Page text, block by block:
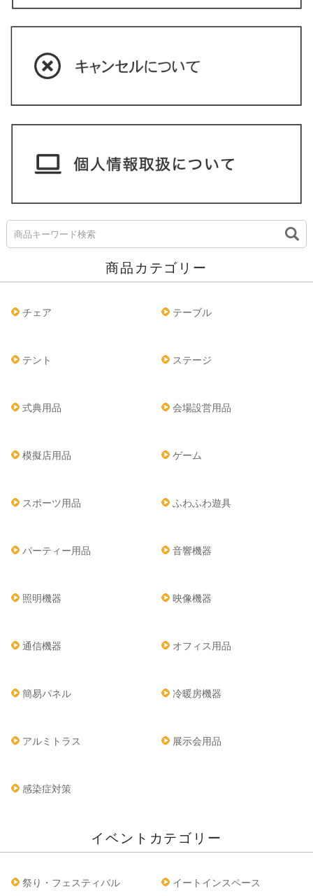
商品カテゴリー
チェア テーブル
テント ステージ
式典用品 会場設営用品
模擬店用品 ゲーム
スポーツ用品 ふわふわ遊具
パーティー用品 音響機器
照明機器 映像機器
通信機器 オフィス用品
簡易パネル 冷暖房機器
アルミトラス 展示会用品
感染症対策
イベントカテゴリー
祭り・フェスティバル イートインスペース